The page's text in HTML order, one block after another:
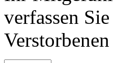
verfassen